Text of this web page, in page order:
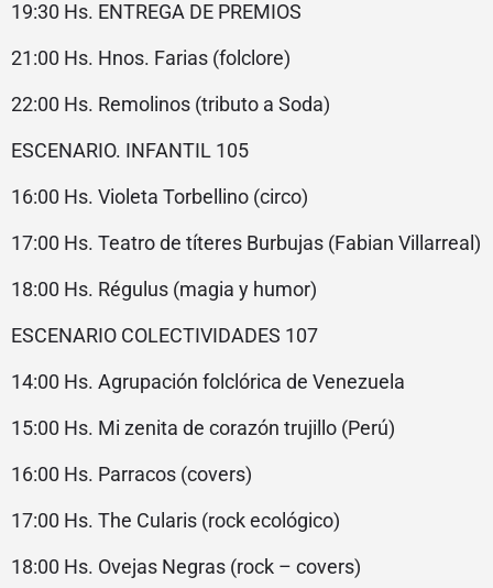
19:30 Hs. ENTREGA DE PREMIOS
21:00 Hs. Hnos. Farias (folclore)
22:00 Hs. Remolinos (tributo a Soda)
ESCENARIO. INFANTIL 105
16:00 Hs. Violeta Torbellino (circo)
17:00 Hs. Teatro de títeres Burbujas (Fabian Villarreal)
18:00 Hs. Régulus (magia y humor)
ESCENARIO COLECTIVIDADES 107
14:00 Hs. Agrupación folclórica de Venezuela
15:00 Hs. Mi zenita de corazón trujillo (Perú)
16:00 Hs. Parracos (covers)
17:00 Hs. The Cularis (rock ecológico)
18:00 Hs. Ovejas Negras (rock – covers)